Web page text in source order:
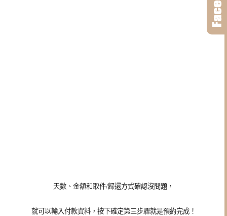
天數、金額和取件/歸還方式確認沒問題，
就可以輸入付款資料，按下確定第三步驟就是預約完成！